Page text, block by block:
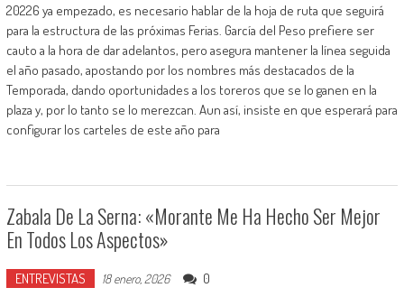
20226 ya empezado, es necesario hablar de la hoja de ruta que seguirá
para la estructura de las próximas Ferias. García del Peso prefiere ser
cauto a la hora de dar adelantos, pero asegura mantener la línea seguida
el año pasado, apostando por los nombres más destacados de la
Temporada, dando oportunidades a los toreros que se lo ganen en la
plaza y, por lo tanto se lo merezcan. Aun así, insiste en que esperará para
configurar los carteles de este año para
Zabala De La Serna: «Morante Me Ha Hecho Ser Mejor
En Todos Los Aspectos»
ENTREVISTAS 18 enero, 2026 0